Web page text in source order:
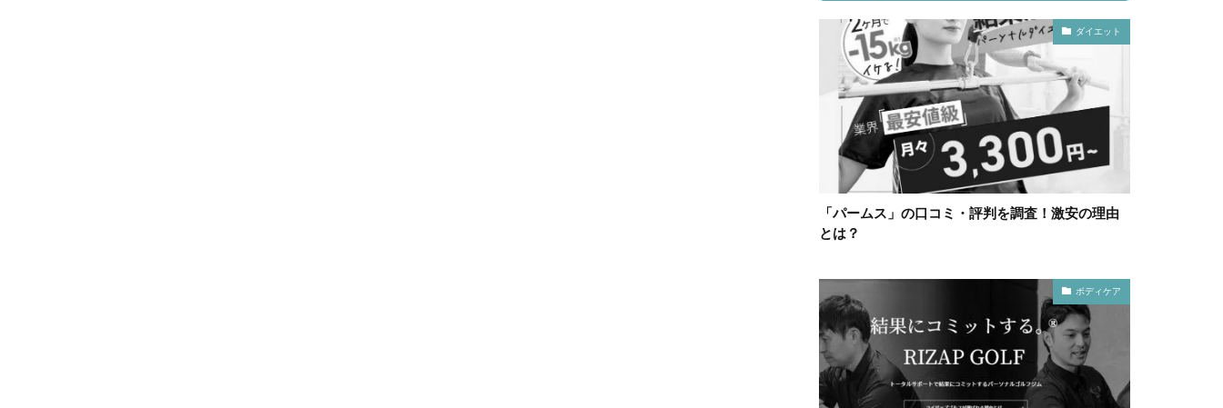
ダイエット
「パームス」の口コミ・評判を調査！激安の理由
とは？
ボディケア